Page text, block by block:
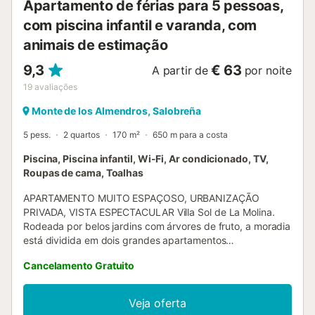
Apartamento de férias para 5 pessoas,
com piscina infantil e varanda, com
animais de estimação
9,3
19 avaliações
A partir de € 63 por noite
Monte de los Almendros, Salobreña
5 pess. 2 quartos 170 m² 650 m para a costa
Piscina, Piscina infantil, Wi-Fi, Ar condicionado, TV,
Roupas de cama, Toalhas
APARTAMENTO MUITO ESPAÇOSO, URBANIZAÇÃO
PRIVADA, VISTA ESPECTACULAR Villa Sol de La Molina.
Rodeada por belos jardins com árvores de fruto, a moradia
está dividida em dois grandes apartamentos
separada. Actualmente disponível para aluguer é o
apartamento superior que tem uma entrada separada. O
apartamento tem uma área de 170 m2 com terraço e belas
vistas para o mar e para a montanha. A propriedade tem
Cancelamento Gratuito
Veja oferta